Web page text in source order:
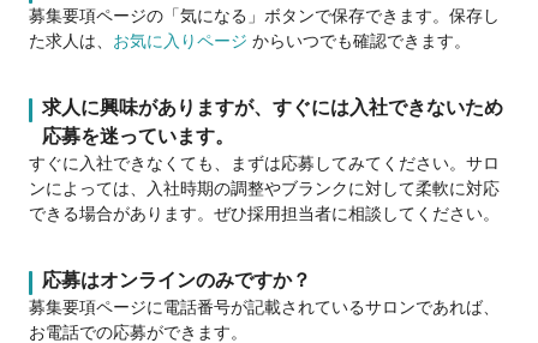
募集要項ページの「気になる」ボタンで保存できます。保存し
た求人は、 お気に入りページ からいつでも確認できます。
求人に興味がありますが、すぐには入社できないため
応募を迷っています。
すぐに入社できなくても、まずは応募してみてください。サロ
ンによっては、入社時期の調整やブランクに対して柔軟に対応
できる場合があります。ぜひ採用担当者に相談してください。
応募はオンラインのみですか？
募集要項ページに電話番号が記載されているサロンであれば、
お電話での応募ができます。